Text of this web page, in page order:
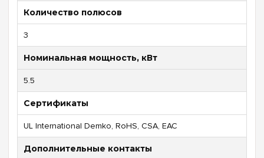
Количество полюсов
3
Номинальная мощность, кВт
5.5
Сертификаты
UL International Demko, RoHS, CSA, EAC
Дополнительные контакты